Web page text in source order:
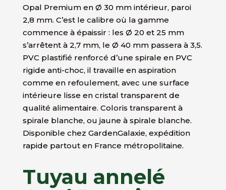
Opal Premium en Ø 30 mm intérieur, paroi
2,8 mm. C’est le calibre où la gamme
commence à épaissir : les Ø 20 et 25 mm
s’arrêtent à 2,7 mm, le Ø 40 mm passera à 3,5.
PVC plastifié renforcé d’une spirale en PVC
rigide anti-choc, il travaille en aspiration
comme en refoulement, avec une surface
intérieure lisse en cristal transparent de
qualité alimentaire. Coloris transparent à
spirale blanche, ou jaune à spirale blanche.
Disponible chez GardenGalaxie, expédition
rapide partout en France métropolitaine.
Tuyau annelé